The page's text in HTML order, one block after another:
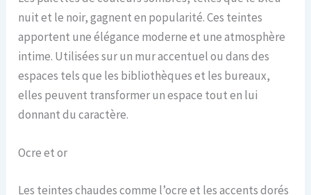
nuit et le noir, gagnent en popularité. Ces teintes
apportent une élégance moderne et une atmosphère
intime. Utilisées sur un mur accentuel ou dans des
espaces tels que les bibliothèques et les bureaux,
elles peuvent transformer un espace tout en lui
donnant du caractère.
Ocre et or
Les teintes chaudes comme l’ocre et les accents dorés